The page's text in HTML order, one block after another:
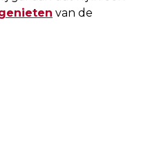
van de